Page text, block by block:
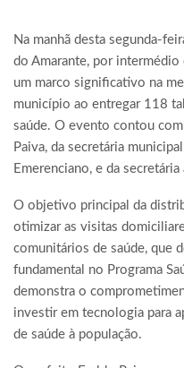
Na manhã desta segunda-
do Amarante, por intermédio
um marco significativo na
município ao entregar 118
saúde. O evento contou
Paiva, da secretária
Emerenciano, e da
O objetivo principal da
otimizar as visitas
comunitários de saúde, que
fundamental no Programa
demonstra o
investir em tecnologia para
de saúde à população.